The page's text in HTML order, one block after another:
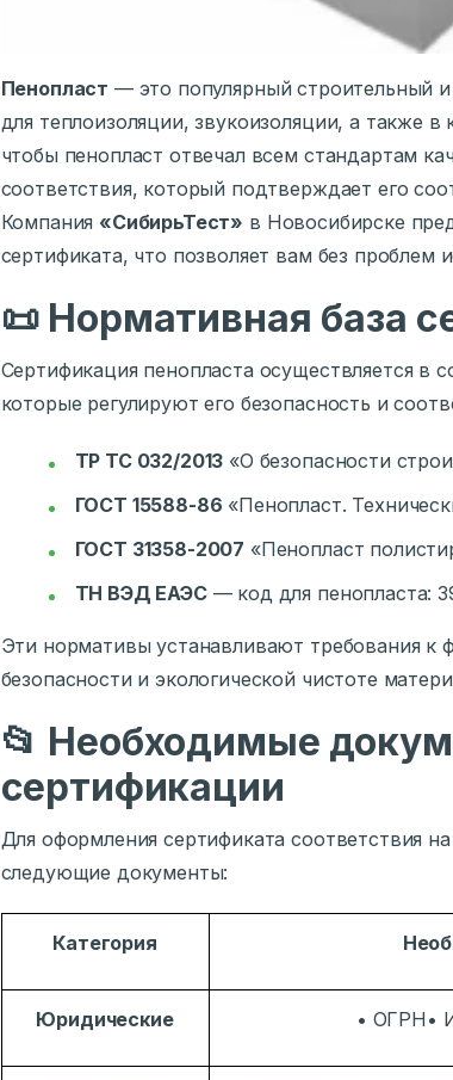
Пенопласт — это популярный строительный
для теплоизоляции, звукоизоляции, а также в
чтобы пенопласт отвечал всем стандартам
соответствия, который подтверждает его
Компания «СибирьТест» в Новосибирске
сертификата, что позволяет вам без проблем
📜Нормативная база
Сертификация пенопласта осуществляется в
которые регулируют его безопасность и
ТР ТС 032/2013 «О безопасности
ГОСТ 15588-86 «Пенопласт.
ГОСТ 31358-2007 «Пенопласт
ТН ВЭД ЕАЭС— код для пенопласта:
Эти нормативы устанавливают требования к
безопасности и экологической чистоте
📂 Необходимые
сертификации
Для оформления сертификата соответствия
следующие документы:
Категория
Юридические • ОГРН•